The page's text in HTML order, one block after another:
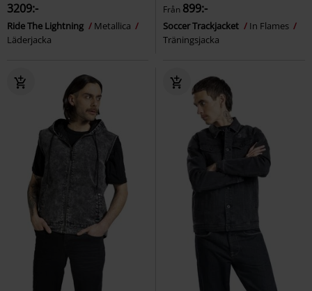
3209:-
Ride The Lightning
Metallica
Läderjacka
Från 899:-
Soccer Trackjacket
In Flames
Träningsjacka